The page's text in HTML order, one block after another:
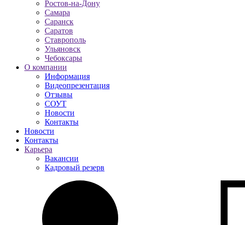
Ростов-на-Дону
Самара
Саранск
Саратов
Ставрополь
Ульяновск
Чебоксары
О компании
Информация
Видеопрезентация
Отзывы
СОУТ
Новости
Контакты
Новости
Контакты
Карьера
Вакансии
Кадровый резерв